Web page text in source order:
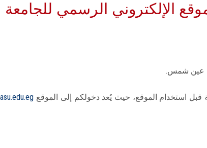
الإلكتروني الرسمي للجامعة
عين شمس.
قبل استخدام الموقع، حيث يُعد دخولكم إلى الموقع